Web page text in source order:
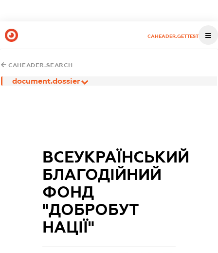
CAHEADER.GETTEST
CAHEADER.SEARCH
document.dossier
ВСЕУКРАЇНСЬКИЙ
БЛАГОДІЙНИЙ
ФОНД
"ДОБРОБУТ
НАЦІЇ"